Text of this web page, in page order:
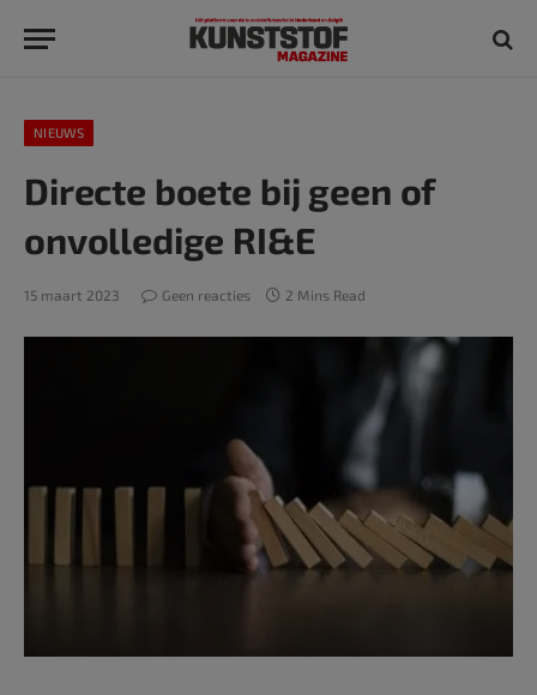
NIEUWS
Directe boete bij geen of
onvolledige RI&E
15 maart 2023 Geen reacties 2 Mins Read